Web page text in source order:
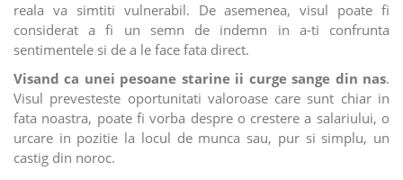
reala va simtiti vulnerabil. De asemenea, visul poate fi
considerat a fi un semn de indemn in a-ti confrunta
sentimentele si de a le face fata direct.
Visand ca unei pesoane starine ii curge sange din nas.
Visul prevesteste oportunitati valoroase care sunt chiar in
fata noastra, poate fi vorba despre o crestere a salariului, o
urcare in pozitie la locul de munca sau, pur si simplu, un
castig din noroc.